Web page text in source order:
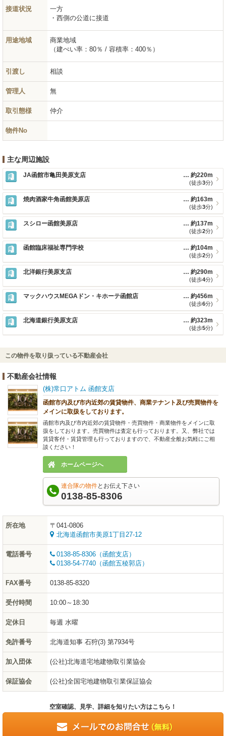
接道状況
一方
西側の公道に接道
用途地域
商業地域
（建ぺい率：80％ / 容積率：400％）
引渡し 相談
管理人 無
取引態様 仲介
物件No
主な周辺施設
JA函館市亀田美原支店 約220m
(徒歩3分)
焼肉酒家牛角函館美原店 約163m
(徒歩3分)
スシロー函館美原店 約137m
(徒歩2分)
函館臨床福祉専門学校 約104m
(徒歩2分)
北洋銀行美原支店 約290m
(徒歩4分)
マックハウスMEGAドン・キホーテ函館店 約456m
(徒歩6分)
北海道銀行美原支店 約323m
(徒歩5分)
この物件を取り扱っている不動産会社
不動産会社情報
(株)常口アトム 函館支店
函館市内及び市内近郊の賃貸物件、商業テナント及び売買物件を
メインに取扱をしております。
函館市内及び市内近郊の賃貸物件・売買物件・商業物件をメインに取
扱をしております。売買物件は査定も行っております。又、弊社では
賃貸客付・賃貸管理も行っておりますので、不動産全般お気軽にご相
談ください！
ホームページへ
連合隊の物件とお伝え下さい
0138-85-8306
所在地
〒041-0806
北海道函館市美原1丁目27-12
電話番号
0138-85-8306（函館支店）
0138-54-7740（函館五稜郭店）
FAX番号 0138-85-8320
受付時間 10:00～18:30
定休日 毎週 水曜
免許番号 北海道知事 石狩(3) 第7934号
加入団体 (公社)北海道宅地建物取引業協会
保証協会 (公社)全国宅地建物取引業保証協会
空室確認、見学、詳細を知りたい方はこちら！